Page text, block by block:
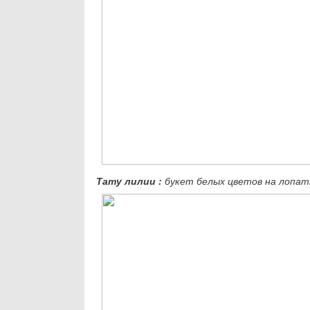
Тату лилии : букет белых цветов на